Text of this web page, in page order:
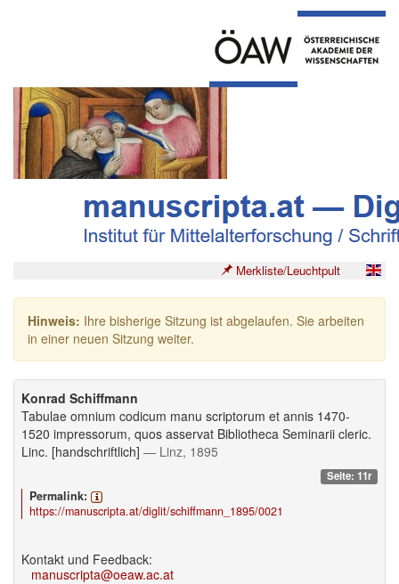
Merkliste/Leuchtpult
Hinweis: Ihre bisherige Sitzung ist abgelaufen. Sie arbeiten
in einer neuen Sitzung weiter.
Konrad Schiffmann
Tabulae omnium codicum manu scriptorum et annis 1470-
1520 impressorum, quos asservat Bibliotheca Seminarii cleric.
Linc. [handschriftlich] — Linz, 1895
Seite: 11r
Permalink:
https://manuscripta.at/diglit/schiffmann_1895/0021
Kontakt und Feedback:
manuscripta@oeaw.ac.at